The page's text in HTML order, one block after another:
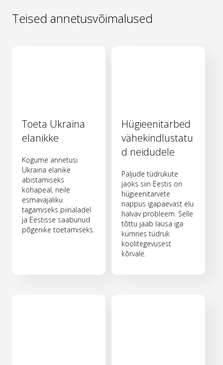
Teised annetusvõimalused
Toeta Ukraina
elanikke
Kogume annetusi
Ukraina elanike
abistamiseks
kohapeal, neile
esmavajaliku
tagamiseks piirialadel
ja Eestisse saabunud
põgenike toetamiseks.
Hügieenitarbed
vähekindlustatu
d neidudele
Paljude tüdrukute
jaoks siin Eestis on
hügieenitarvete
nappus igapäevast elu
halvav probleem. Selle
tõttu jääb lausa iga
kümnes tüdruk
koolitegevusest
kõrvale.